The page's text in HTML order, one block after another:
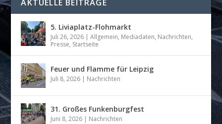
AKTUELLE BEITRÄGE
5. Liviaplatz-Flohmarkt
Juli 26, 2026 |Allgemein, Mediadaten, Nachrichten,
Presse, Startseite
Feuer und Flamme für Leipzig
Juli 8, 2026 | Nachrichten
31. Großes Funkenburgfest
Juni 8, 2026 | Nachrichten